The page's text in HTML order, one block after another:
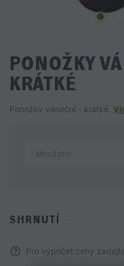
PONOŽKY
KRÁTKÉ
Ponožky vánoční - krátké.
Množství
SHRNUTÍ
Pro výpočet ceny